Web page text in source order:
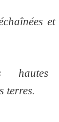
et
hautes
terres.